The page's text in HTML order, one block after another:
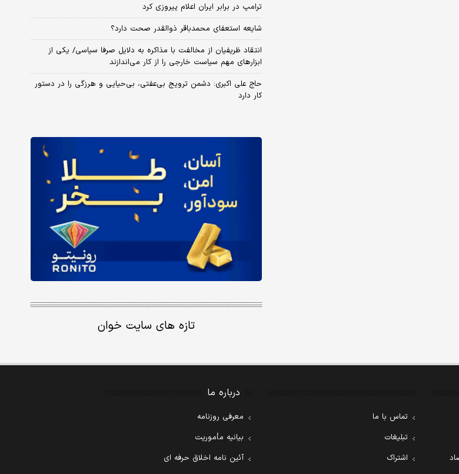
ترامپ در برابر ایران اعلام پیروزی کرد
شایعه استعفای محمدباقر ذوالقدر صحت دارد؟
انتقاد ظریفیان از مخالفت با مذاکره به دلایل صرفا سیاسی/ یکی از
ابزارهای مهم سیاست خارجی را از کار می‌اندازند
حاج علی اکبری: دشمن ترویج بی‌عفتی، بی‌حیایی و هرزگی را در دستور
کار دارد
تازه های سایت خوان
تماس با ما
تبلیغات
اشتراک
درباره ما
معرفی روزنامه
بیانیه مأموریت
آئین نامه اخلاق حرفه ای